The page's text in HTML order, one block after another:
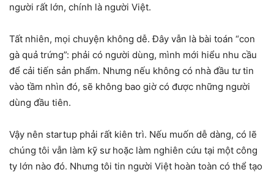
người rất lớn, chính là người Việt.
Tất nhiên, mọi chuyện không dễ. Đây vẫn là bài toán “con
gà quả trứng”: phải có người dùng, mình mới hiểu nhu cầu
để cải tiến sản phẩm. Nhưng nếu không có nhà đầu tư tin
vào tầm nhìn đó, sẽ không bao giờ có được những người
dùng đầu tiên.
Vậy nên startup phải rất kiên trì. Nếu muốn dễ dàng, có lẽ
chúng tôi vẫn làm kỹ sư hoặc làm nghiên cứu tại một công
ty lớn nào đó. Nhưng tôi tin người Việt hoàn toàn có thể tạo